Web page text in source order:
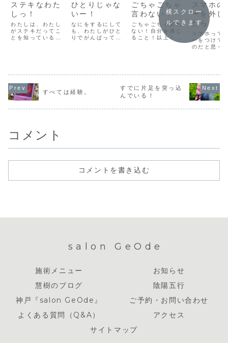
ステキなわた
しっ！
わたしは、わたし
がステキだってこ
とを知っている。
でも本当は自分が
ステキであること
に気がついてい
ば「ブス」とか
ひとりじゃな
いー！
なにをするにして
も、わたしがひと
りでがんばってい
いるのです。無意
識って、意識され
から、それがどう
ごちゃごちゃ
言わない！
ごちゃごちゃ言わ
ない！自分を感じ
ること！以上！
『Sacred Sea
でいっても「言
葉」に囚われてし
す。「言葉」は
スマホの
ーを外し
たら
スマホって
ーをつけて
のだと思っ
気に入るも
つかりませ
（iPhone
横スクロー
ルできます
すべては経験。
すでに片足を突っ込
んでいる！
コメント
コメントを書き込む
salon GeOde
施術メニュー
お知らせ
慧樹のブログ
陰陽五行
神戸『salon GeOde』
ご予約・お問い合わせ
よくある質問（Q&A）
アクセス
サイトマップ